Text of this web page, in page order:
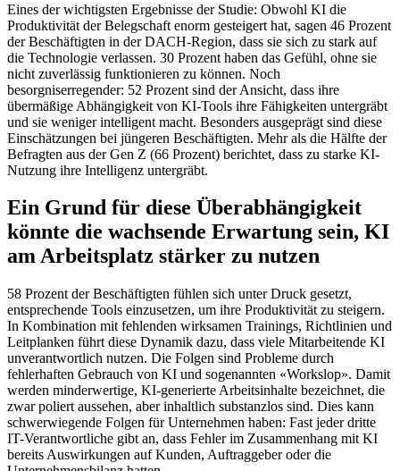
Eines der wichtigsten Ergebnisse der Studie: Obwohl KI die
Produktivität der Belegschaft enorm gesteigert hat, sagen 46 Prozent
der Beschäftigten in der DACH-Region, dass sie sich zu stark auf
die Technologie verlassen. 30 Prozent haben das Gefühl, ohne sie
nicht zuverlässig funktionieren zu können. Noch
besorgniserregender: 52 Prozent sind der Ansicht, dass ihre
übermäßige Abhängigkeit von KI-Tools ihre Fähigkeiten untergräbt
und sie weniger intelligent macht. Besonders ausgeprägt sind diese
Einschätzungen bei jüngeren Beschäftigten. Mehr als die Hälfte der
Befragten aus der Gen Z (66 Prozent) berichtet, dass zu starke KI-
Nutzung ihre Intelligenz untergräbt.
Ein Grund für diese Überabhängigkeit
könnte die wachsende Erwartung sein, KI
am Arbeitsplatz stärker zu nutzen
58 Prozent der Beschäftigten fühlen sich unter Druck gesetzt,
entsprechende Tools einzusetzen, um ihre Produktivität zu steigern.
In Kombination mit fehlenden wirksamen Trainings, Richtlinien und
Leitplanken führt diese Dynamik dazu, dass viele Mitarbeitende KI
unverantwortlich nutzen. Die Folgen sind Probleme durch
fehlerhaften Gebrauch von KI und sogenannten «Workslop». Damit
werden minderwertige, KI-generierte Arbeitsinhalte bezeichnet, die
zwar poliert aussehen, aber inhaltlich substanzlos sind. Dies kann
schwerwiegende Folgen für Unternehmen haben: Fast jeder dritte
IT-Verantwortliche gibt an, dass Fehler im Zusammenhang mit KI
bereits Auswirkungen auf Kunden, Auftraggeber oder die